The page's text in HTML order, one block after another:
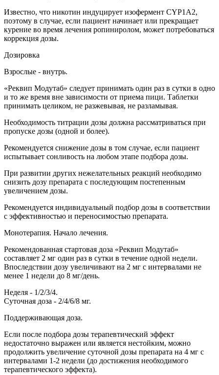
Известно, что никотин индуцирует изофермент CYP1A2,
поэтому в случае, если пациент начинает или прекращает
курение во время лечения ропиниролом, может потребоваться
коррекция дозы.
Дозировка
Взрослые - внутрь.
«Реквип Модутаб» следует принимать один раз в сутки в одно
и то же время вне зависимости от приема пици. Таблетки
принимать целиком, не разжевывая, не разламывая.
Необходимость титрации дозы должна рассматриваться при
пропуске дозы (одной и более).
Рекомендуется снижение дозы в том случае, если пациент
испытывает сонливость на любом этапе подбора дозы.
При развитии других нежелательных реакций необходимо
снизить дозу препарата с последующим постепенным
увеличением дозы.
Рекомендуется индивидуальный подбор дозы в соответствии
с эффективностью и переносимостью препарата.
Монотерапия. Начало лечения.
Рекомендованная стартовая доза «Реквип Модутаб»
составляет 2 мг один раз в сутки в течение одной недели.
Впоследствии дозу увеличивают на 2 мг с интервалами не
менее 1 недели до 8 мг/день.
Неделя - 1/2/3/4.
Суточная доза - 2/4/6/8 мг.
Поддерживающая доза.
Если после подбора дозы терапевтический эффект
недостаточно выражен или является нестойким, можно
продолжить увеличение суточной дозы препарата на 4 мг с
интервалами 1-2 недели (до достижения необходимого
терапевтического эффекта).